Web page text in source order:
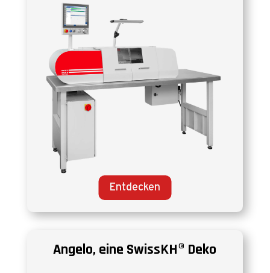
Entdecken
Angelo, eine SwissKH® Deko